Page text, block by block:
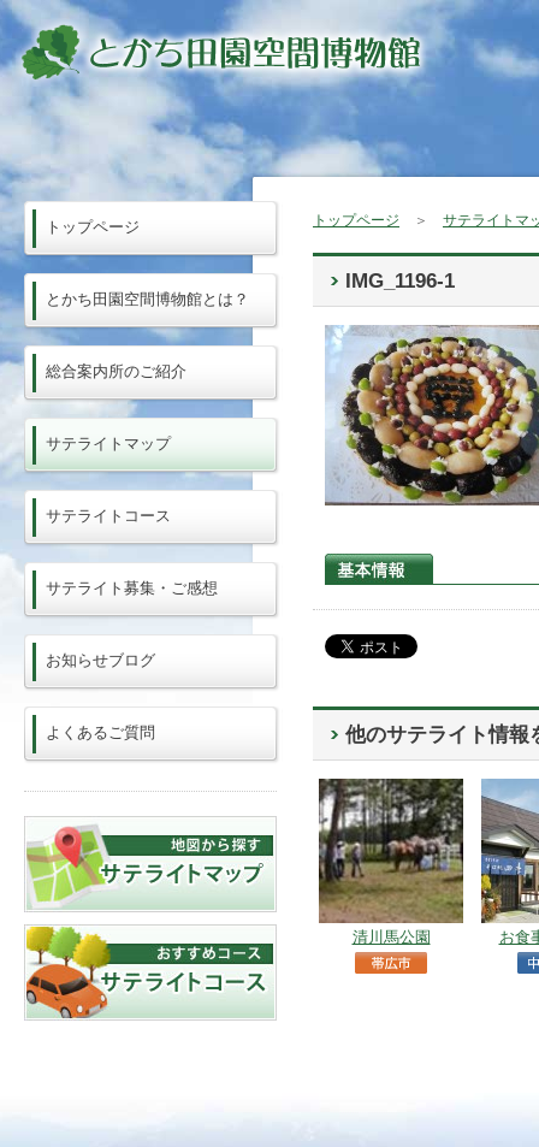
トップページ ＞ サテライトマ
IMG_1196-1
他のサテライト情報
清川馬公園 お食
トップページ
とかち田園空間博物館とは？
総合案内所のご紹介
サテライトマップ
サテライトコース
サテライト募集・ご感想
お知らせブログ
よくあるご質問